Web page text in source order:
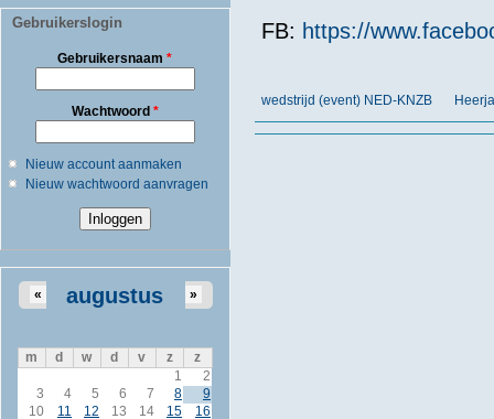
Gebruikerslogin
Gebruikersnaam*
Wachtwoord *
Nieuw account aanmaken
Nieuw wachtwoord aanvragen
augustus
« »
m d w d v z
z
1
2
3
4 5 6 7 8
9
10
11 12 13 14 15
16
FB: https://
wedstrijd (event) NED-KNZB